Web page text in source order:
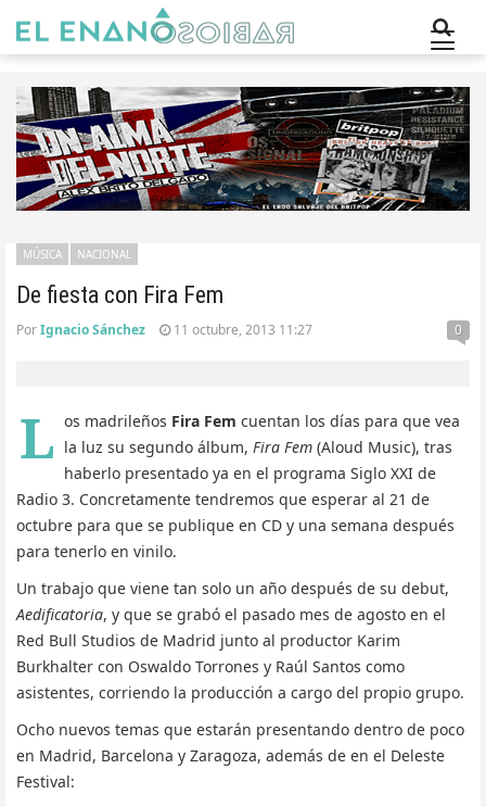
De fiesta con Fira Fem
MÚSICA NACIONAL
PorIgnacio Sánchez 11 octubre, 2013 11:27 0
L os madrileños Fira Fem cuentan los días para que vea
la luz su segundo álbum, Fira Fem (Aloud Music), tras
haberlo presentado ya en el programa Siglo XXI de
Radio 3. Concretamente tendremos que esperar al 21 de
octubre para que se publique en CD y una semana después
para tenerlo en vinilo.
Un trabajo que viene tan solo un año después de su debut,
Aedificatoria, y que se grabó el pasado mes de agosto en el
Red Bull Studios de Madrid junto al productor Karim
Burkhalter con Oswaldo Torrones y Raúl Santos como
asistentes, corriendo la producción a cargo del propio grupo.
Ocho nuevos temas que estarán presentando dentro de poco
en Madrid, Barcelona y Zaragoza, además de en el Deleste
Festival: